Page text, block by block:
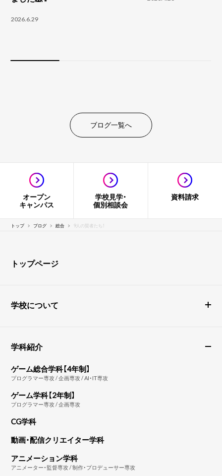
2026.6.29
ブログ一覧へ
オープン
キャンパス
学校見学・
個別相談会
資料請求
トップ ブログ 総合 9人の賢者たち！
トップページ
学校について
学科紹介
ゲーム総合学科【4年制】
プログラマー専攻 / 企画専攻 / AI・IT専攻
ゲーム学科【2年制】
プログラマー専攻 / 企画専攻
CG学科
動画・配信クリエイター学科
アニメーション学科
アニメーター・監督専攻 / 制作・プロデューサー専攻